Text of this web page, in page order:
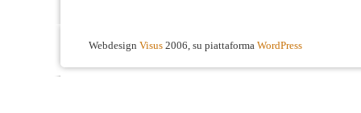
Webdesign Visus 2006, su piattaforma WordPress